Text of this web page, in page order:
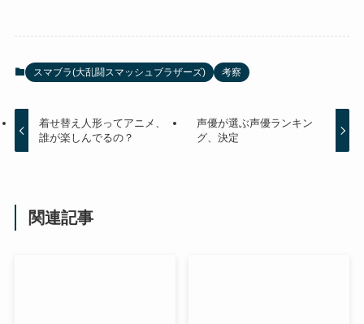
スマブラ(大乱闘スマッシュブラザーズ) 考察
着せ替え人形ってアニメ、
誰が楽しんでるの？
声優が選ぶ声優ランキン
グ、決定
関連記事